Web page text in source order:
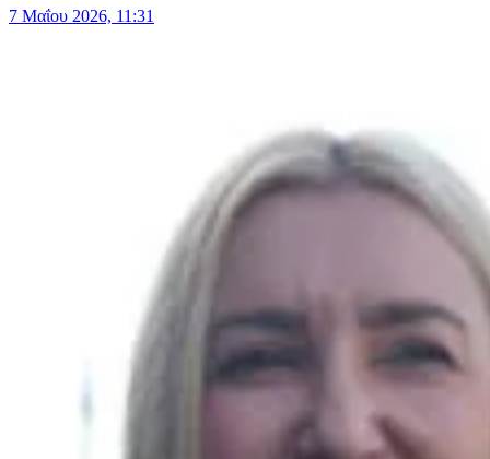
7 Μαΐου 2026, 11:31